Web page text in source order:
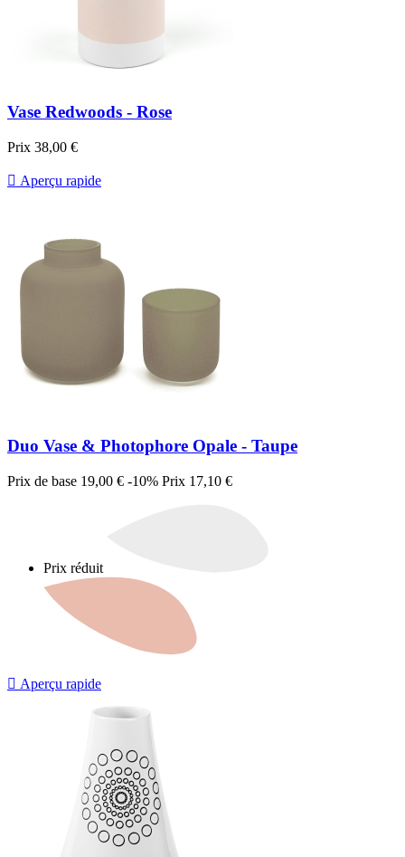
Vase Redwoods - Rose
Prix 38,00 €
 Aperçu rapide
Duo Vase & Photophore Opale - Taupe
Prix de base 19,00 € -10% Prix 17,10 €
Prix réduit
 Aperçu rapide